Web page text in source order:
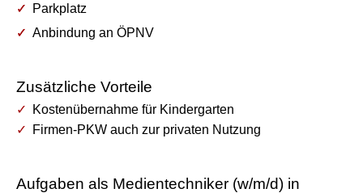
Parkplatz
Anbindung an ÖPNV
Zusätzliche Vorteile
Kostenübernahme für Kindergarten
Firmen-PKW auch zur privaten Nutzung
Aufgaben als Medientechniker (w/m/d) in